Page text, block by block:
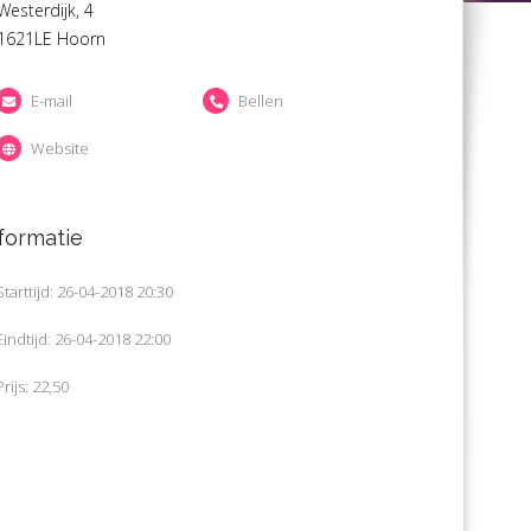
4
Hoorn
E-mail Bellen
Website
26-04-2018 20:30
26-04-2018 22:00
22,50